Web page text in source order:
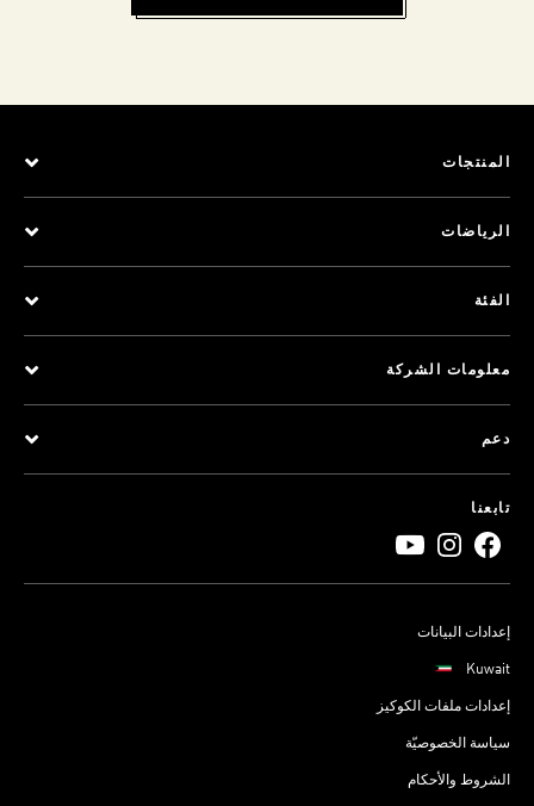
المنتجات
الرياضات
الفئة
معلومات الشركة
دعم
تابعنا
إعدادات البيانات
Kuwait
إعدادات ملفات الكوكيز
سياسة الخصوصيّة
الشروط والأحكام